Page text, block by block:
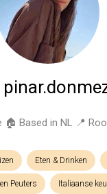
🏠 Based in NL 📍
Eten & Drinken
Peuters Italiaanse